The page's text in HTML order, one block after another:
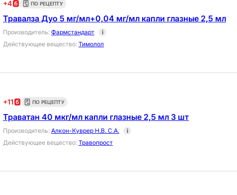
+4 ПО РЕЦЕПТУ
Травалза Дуо 5 мг/мл+0,04 мг/мл капли глазные 2,5 мл
Производитель: Фармстандарт
i
Действующее вещество: Тимолол
+11 ПО РЕЦЕПТУ
Траватан 40 мкг/мл капли глазные 2,5 мл 3 шт
Производитель: Алкон-Куврер Н.В. С.А.
i
Действующее вещество: Травопрост